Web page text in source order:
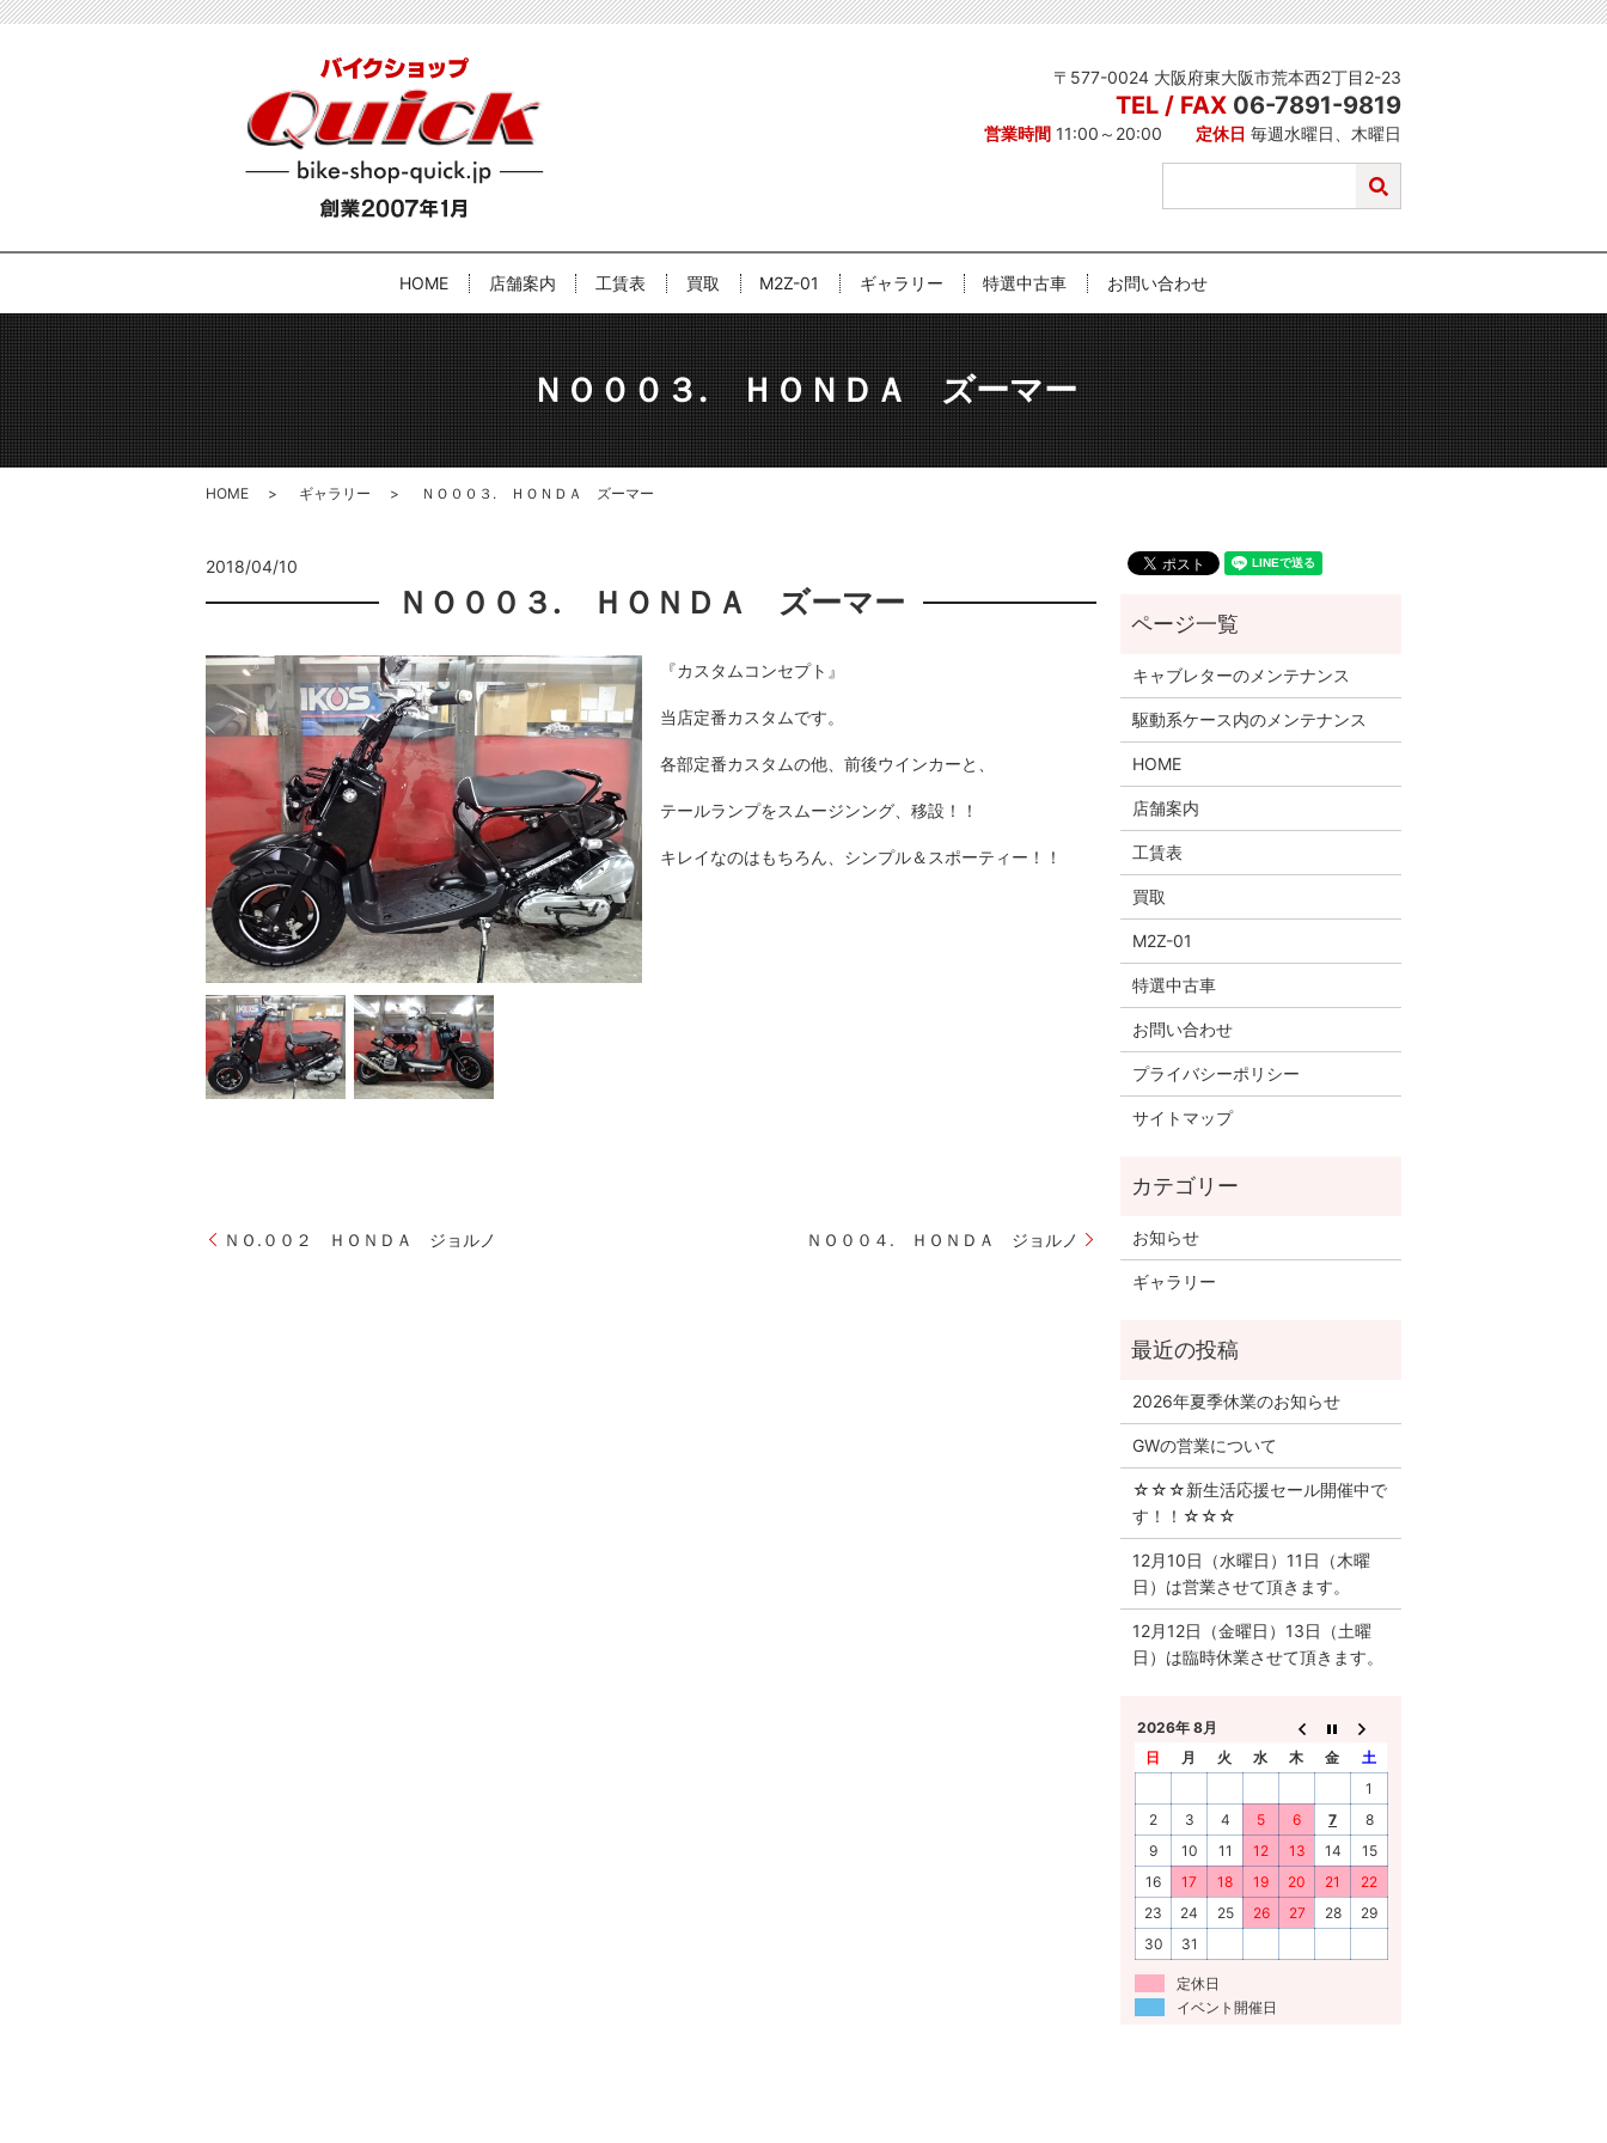
〒577-0024 大阪府東大阪市荒本西2丁目2-23
TEL / FAX 06-7891-9819
営業時間 11:00～20:00 定休日 毎週水曜日、木曜日
HOME 店舗案内 工賃表 買取 M2Z-01 ギャラリー 特選中古車 お問い合わせ
ＮＯ００３. ＨＯＮＤＡ ズーマー
HOME ギャラリー ＮＯ００３. ＨＯＮＤＡ ズーマー
2018/04/10
ＮＯ００３. ＨＯＮＤＡ ズーマー
『カスタムコンセプト』
当店定番カスタムです。
各部定番カスタムの他、前後ウインカーと、
テールランプをスムージンング、移設！！
キレイなのはもちろん、シンプル＆スポーティー！！
ＮＯ.００２ ＨＯＮＤＡ ジョルノ ＮＯ００４. ＨＯＮＤＡ ジョルノ
キャブレターのメンテナンス
駆動系ケース内のメンテナンス
HOME
店舗案内
工賃表
買取
M2Z-01
特選中古車
お問い合わせ
プライバシーポリシー
サイトマップ
お知らせ
ギャラリー
2026年夏季休業のお知らせ
GWの営業について
☆☆☆新生活応援セール開催中で
す！！☆☆☆
12月10日（水曜日）11日（木曜
日）は営業させて頂きます。
12月12日（金曜日）13日（土曜
日）は臨時休業させて頂きます。
2026年 8月
日
月 火 水 木 金
土
1
2
3 4 5 6 7
8
9
10 11 12 13 14
15
16
17 18 19 20 21
22
23
24 25 26 27 28
29
30
31
定休日
イベント開催日